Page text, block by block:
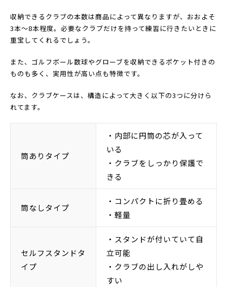
収納できるクラブの本数は商品によって異なりますが、おおよそ
3本～8本程度。必要なクラブだけを持って練習に行きたいときに
重宝してくれるでしょう。
また、ゴルフボール数球やグローブを収納できるポケット付きの
ものも多く、実用性が高い点も特徴です。
なお、クラブケースは、構造によって大きく以下の3つに分けら
れてます。
筒ありタイプ
・内部に円筒の芯が入って
いる
・クラブをしっかり保護で
きる
筒なしタイプ
・コンパクトに折り畳める
・軽量
セルフスタンドタ
イプ
・スタンドが付いていて自
立可能
・クラブの出し入れがしや
すい